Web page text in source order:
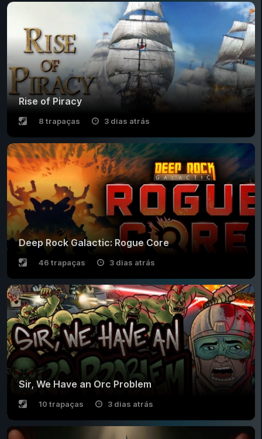
Rise of Piracy
8 trapaças 3 dias atrás
Deep Rock Galactic: Rogue Core
46 trapaças 3 dias atrás
Sir, We Have an Orc Problem
10 trapaças 3 dias atrás